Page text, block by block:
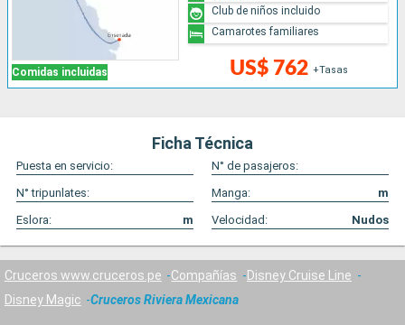
Comidas incluidas US$ 762 +Tasas
Club de niños incluido
Camarotes familiares
Ficha Técnica
Puesta en servicio:
N° de pasajeros:
N° tripunlates:
Manga:
m
Eslora:
m Velocidad: Nudos
Cruceros www.cruceros.pe Compañías
Disney Cruise Line
Disney Magic
Cruceros Riviera Mexicana